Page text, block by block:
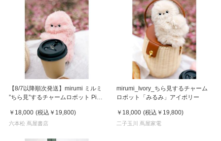
【8/7以降順次発送】mirumi ミルミ
”ちら見”するチャームロボット Pink
￥18,000 (税込 ￥19,800)
六本松 蔦屋書店
mirumi_Ivory_ちら見するチャーム
ロボット「みるみ」アイボリー
￥18,000 (税込 ￥19,800)
二子玉川 蔦屋家電